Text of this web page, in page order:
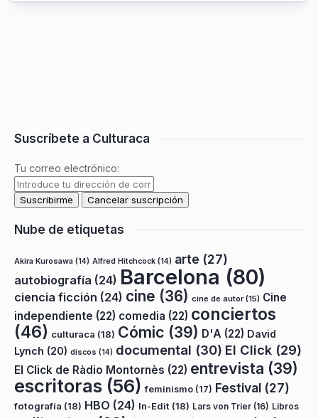
Suscríbete a Culturaca
Tu correo electrónico:
Nube de etiquetas
Akira Kurosawa (14) Alfred Hitchcock (14) arte (27)
autobiografía (24) Barcelona (80)
ciencia ficción (24) cine (36) cine de autor(15) Cine
independiente (22) comedia (22) conciertos
(46) culturaca (18) Cómic (39) D'A (22) David
Lynch (20) discos (14) documental (30) El Click (29)
El Click de Ràdio Montornès (22) entrevista (39)
escritoras (56) feminismo (17) Festival (27)
fotografía (18) HBO (24) In-Edit (18) Lars von Trier (16) Libros